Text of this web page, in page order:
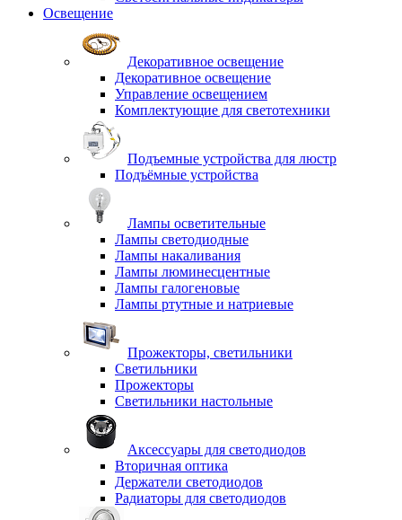
Освещение
Декоративное освещение
Декоративное освещение
Управление освещением
Комплектующие для светотехники
Подъемные устройства для люстр
Подъёмные устройства
Лампы осветительные
Лампы светодиодные
Лампы накаливания
Лампы люминесцентные
Лампы галогеновые
Лампы ртутные и натриевые
Прожекторы, светильники
Светильники
Прожекторы
Светильники настольные
Аксессуары для светодиодов
Вторичная оптика
Держатели светодиодов
Радиаторы для светодиодов